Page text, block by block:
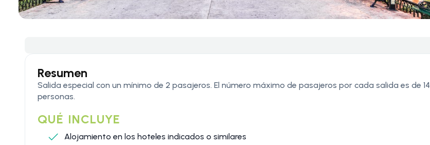
Resumen
Salida especial con un mínimo de 2 pasajeros. El número máximo de pasajeros por cada salida es de 14
personas.
QUÉ INCLUYE
Alojamiento en los hoteles indicados o similares